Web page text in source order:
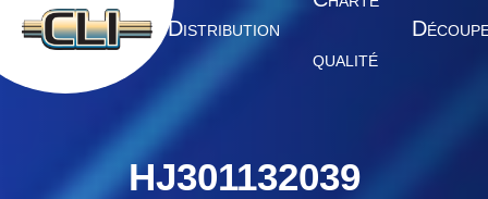
A CCUEIL DISTRIBUTION
QUALITÉ
D
HJ301132039